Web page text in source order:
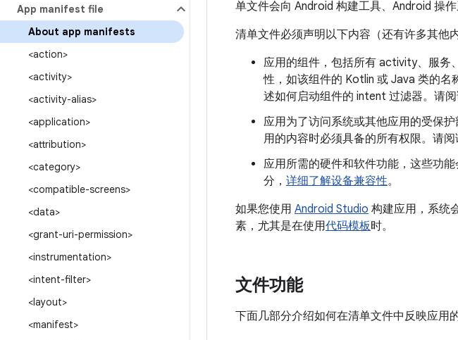
App manifest file
About app manifests
<action>
<activity>
<activity-alias>
<application>
<attribution>
<category>
<compatible-screens>
<data>
<grant-uri-permission>
<instrumentation>
<intent-filter>
<layout>
<manifest>
单文件会向 Android 构建工具、Android 操
清单文件必须声明以下内容（还有许多其他
应用的组件，包括所有 activity、服务
性，如该组件的 Kotlin 或 Java 类的
述如何启动组件的 intent 过滤器。请阅
应用为了访问系统或其他应用的受保
用的内容时必须具备的所有权限。请阅
应用所需的硬件和软件功能，这些功
分， 详细了解设备兼容性。
如果您使用 Android Studio 构建应用，系统
素，尤其是在使用代码模板时。
文件功能
下面几部分介绍如何在清单文件中反映应用